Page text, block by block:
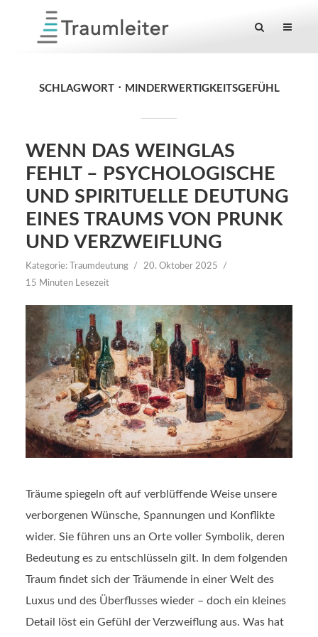
SCHLAGWORT MINDERWERTIGKEITSGEFÜHL
WENN DAS WEINGLAS
FEHLT – PSYCHOLOGISCHE
UND SPIRITUELLE DEUTUNG
EINES TRAUMS VON PRUNK
UND VERZWEIFLUNG
Kategorie: Traumdeutung
20. Oktober 2025
15 Minuten Lesezeit
Träume spiegeln oft auf verblüffende Weise unsere
verborgenen Wünsche, Spannungen und Konflikte
wider. Sie führen uns an Orte voller Symbolik, deren
Bedeutung es zu entschlüsseln gilt. In dem folgenden
Traum findet sich der Träumende in einer Welt des
Luxus und des Überflusses wieder – doch ein kleines
Detail löst ein Gefühl der Verzweiflung aus. Was hat